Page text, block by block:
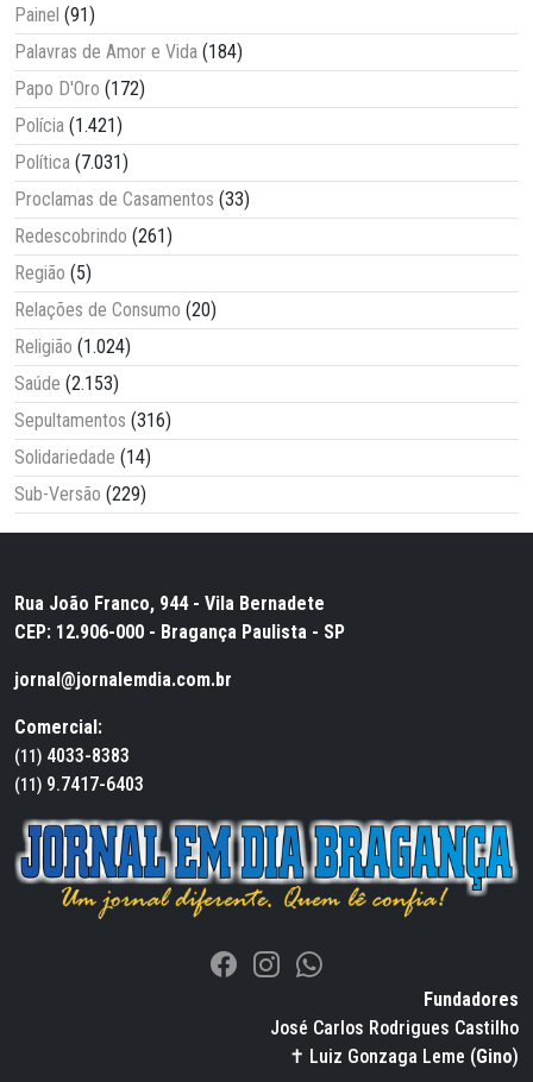
Painel (91)
Palavras de Amor e Vida (184)
Papo D'Oro (172)
Polícia (1.421)
Política (7.031)
Proclamas de Casamentos (33)
Redescobrindo (261)
Região (5)
Relações de Consumo (20)
Religião (1.024)
Saúde (2.153)
Sepultamentos (316)
Solidariedade (14)
Sub-Versão (229)
Rua João Franco, 944 - Vila Bernadete
CEP: 12.906-000 - Bragança Paulista - SP
jornal@jornalemdia.com.br
Comercial:
(11) 4033-8383
(11) 9.7417-6403
Fundadores
José Carlos Rodrigues Castilho
✝ Luiz Gonzaga Leme (Gino)